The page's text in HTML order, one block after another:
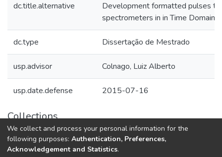
dc.title.alternative
Development formatted pulses
spectrometers in in Time Domain
dc.type Dissertação de Mestrado
usp.advisor Colnago, Luiz Alberto
usp.date.defense 2015-07-16
Collections
Teses e Dissertações (BDTD USP)
We collect and process your personal information for the
following purposes: Authentication, Preferences,
Acknowledgement and Statistics.